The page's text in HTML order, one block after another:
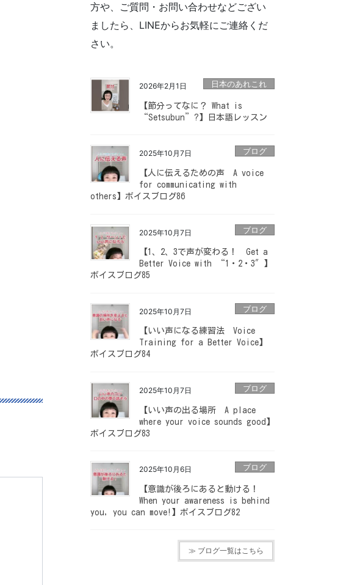
方や、ご質問・お問い合わせなどござい
ましたら、LINEからお気軽にご連絡くだ
さい。
2026年2月1日 日本のあれこれ
【節分ってなに？ What is
“Setsubun”?】日本語レッスン
2025年10月7日 ブログ
【人に伝えるための声 A voice
for communicating with
others】ボイスブログ86
2025年10月7日 ブログ
【1、2、3で声が変わる！ Get a
Better Voice with “1・2・3″】
ボイスブログ85
2025年10月7日 ブログ
【いい声になる練習法 Voice
Training for a Better Voice】
ボイスブログ84
2025年10月7日 ブログ
【いい声の出る場所 A place
where your voice sounds good】
ボイスブログ83
2025年10月6日 ブログ
【意識が後ろにあると動ける！
When your awareness is behind
you, you can move!】ボイスブログ82
≫ ブログ一覧はこちら